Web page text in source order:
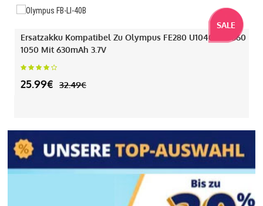
SALE
Ersatzakku Kompatibel Zu Olympus FE280 U1040 330 360
1050 Mit 630mAh 3.7V
25.99€ 32.49€